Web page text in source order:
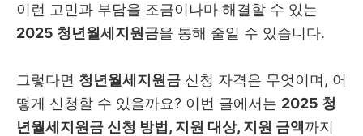
이런 고민과 부담을 조금이나마 해결할 수 있는
2025 청년월세지원금을 통해 줄일 수 있습니다.
그렇다면 청년월세지원금 신청 자격은 무엇이며, 어
떻게 신청할 수 있을까요? 이번 글에서는 2025 청
년월세지원금 신청 방법, 지원 대상, 지원 금액까지